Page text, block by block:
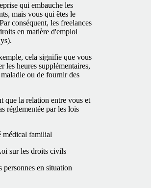
qui embauche les
mais vous qui êtes le
conséquent, les freelances
en matière d'emploi
cela signifie que vous
les heures supplémentaires,
ou de fournir des
que la relation entre vous et
réglementée par les lois
médical familial
sur les droits civils
en situation